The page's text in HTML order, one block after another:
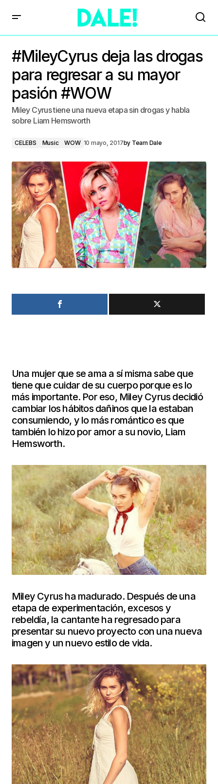
#MileyCyrus deja las drogas
para regresar a su mayor
pasión #WOW
Miley Cyrus tiene una nueva etapa sin drogas y habla
sobre Liam Hemsworth
CELEBS Music WOW 10 mayo, 2017by Team Dale
Una mujer que se ama a sí misma sabe que
tiene que cuidar de su cuerpo porque es lo
más importante. Por eso, Miley Cyrus decidió
cambiar los hábitos dañinos que la estaban
consumiendo, y lo más romántico es que
también lo hizo por amor a su novio, Liam
Hemsworth.
Miley Cyrus ha madurado. Después de una
etapa de experimentación, excesos y
rebeldía, la cantante ha regresado para
presentar su nuevo proyecto con una nueva
imagen y un nuevo estilo de vida.